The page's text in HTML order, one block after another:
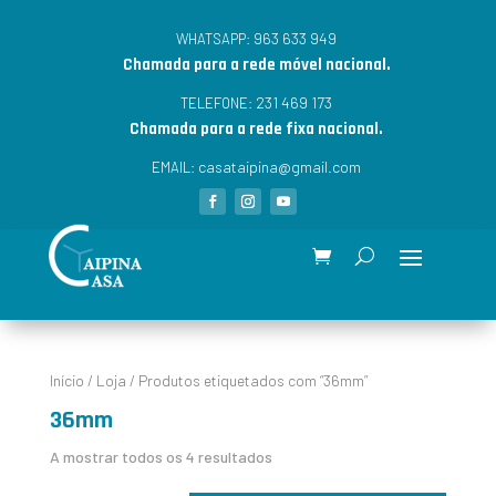
WHATSAPP: 963 633 949
Chamada para a rede móvel nacional.
TELEFONE: 231 469 173
Chamada para a rede fixa nacional.
EMAIL: casataipina@gmail.com
Início / Loja / Produtos etiquetados com “36mm”
36mm
A mostrar todos os 4 resultados